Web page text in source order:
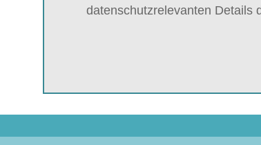
datenschutzrelevanten Details